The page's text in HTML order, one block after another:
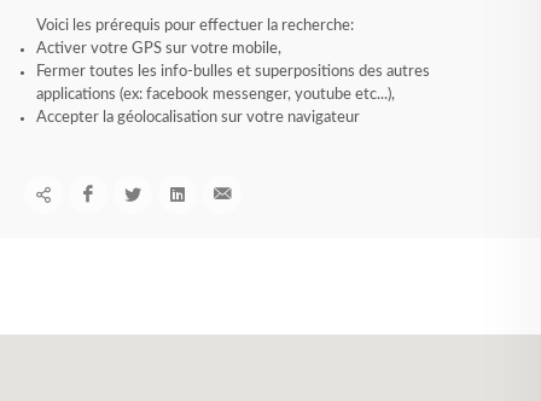
Voici les prérequis pour effectuer la recherche:
Activer votre GPS sur votre mobile,
Fermer toutes les info-bulles et superpositions des autres
applications (ex: facebook messenger, youtube etc...),
Accepter la géolocalisation sur votre navigateur